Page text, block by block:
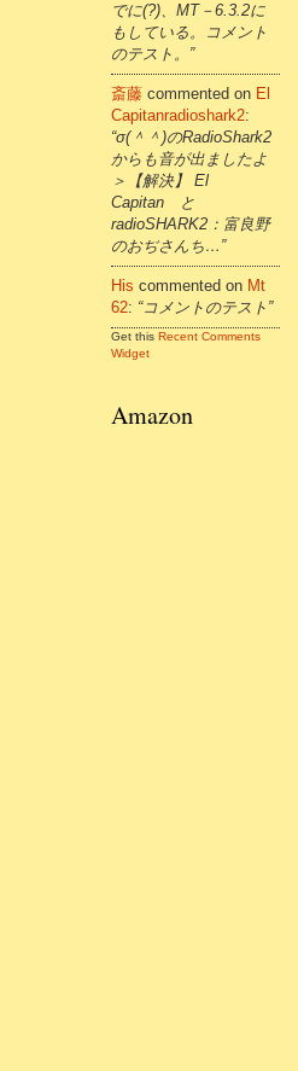
でに(?)、MT－6.3.2に
もしている。コメント
のテスト。”
斎藤 commented on El
Capitanradioshark2:
“σ(＾＾)のRadioShark2
からも音が出ましたよ
＞【解決】 El
Capitan と
radioSHARK2：富良野
のおぢさんち…”
His commented on Mt
62: “コメントのテスト”
Get this Recent Comments
Widget
Amazon